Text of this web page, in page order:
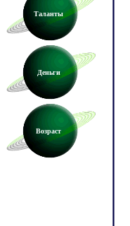
Таланты
Деньги
Возраст